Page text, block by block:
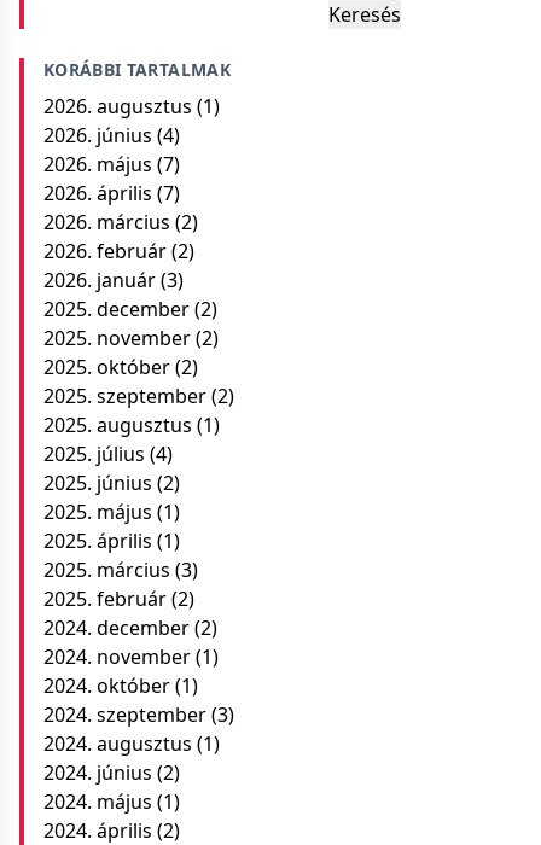
Keresés
KORÁBBI TARTALMAK
2026. augusztus (1)
2026. június (4)
2026. május (7)
2026. április (7)
2026. március (2)
2026. február(2)
2026. január(3)
2025. december(2)
2025. november(2)
2025. október(2)
2025. szeptember(2)
2025. augusztus (1)
2025. július (4)
2025. június (2)
2025. május (1)
2025. április (1)
2025. március (3)
2025. február(2)
2024. december(2)
2024. november(1)
2024. október(1)
2024. szeptember(3)
2024. augusztus (1)
2024. június (2)
2024. május (1)
2024. április (2)